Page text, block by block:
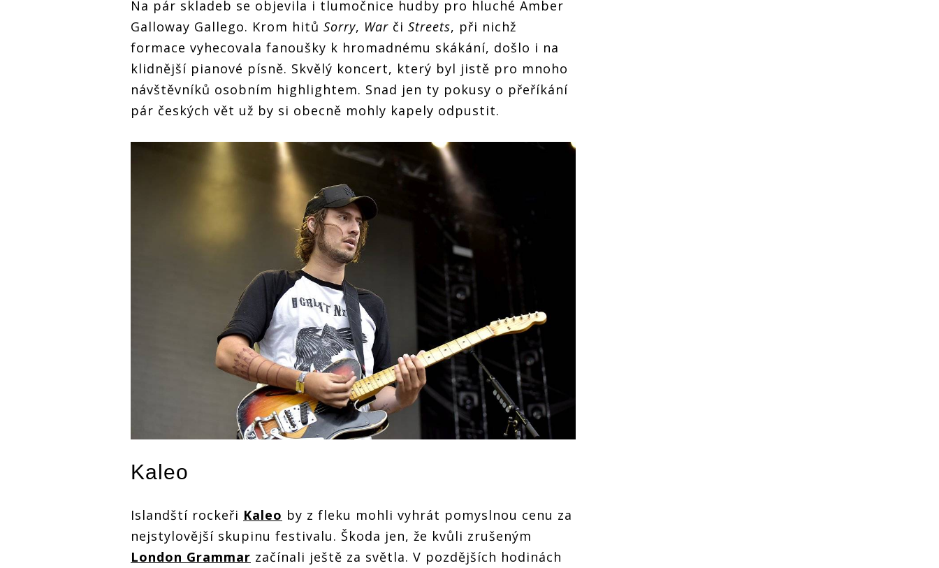
Na pár skladeb se objevila i tlumočnice hudby pro hluché Amber
Galloway Gallego. Krom hitů Sorry, War či Streets, při nichž
formace vyhecovala fanoušky k hromadnému skákání, došlo i na
klidnější pianové písně. Skvělý koncert, který byl jistě pro mnoho
návštěvníků osobním highlightem. Snad jen ty pokusy o přeříkání
pár českých vět už by si obecně mohly kapely odpustit.
Kaleo
Islandští rockeři Kaleo by z fleku mohli vyhrát pomyslnou cenu za
nejstylovější skupinu festivalu. Škoda jen, že kvůli zrušeným
London Grammar začínali ještě za světla. V pozdějších hodinách